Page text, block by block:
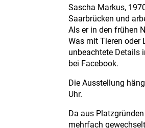
Sascha Markus,
Saarbrücken und
Als er in den frühen
Was mit Tieren oder
unbeachtete Details
bei Facebook.
Die Ausstellung
Uhr.
Da aus
mehrfach